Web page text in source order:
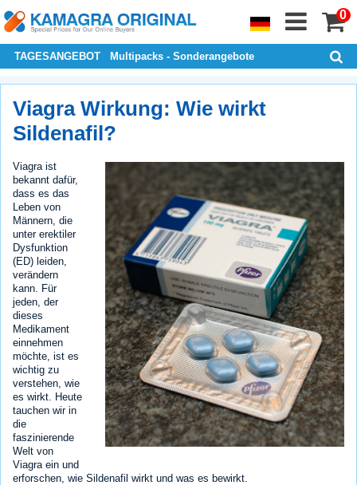
0
TAGESANGEBOT Multipacks - Sonderangebote
Viagra Wirkung: Wie wirkt
Sildenafil?
Viagra ist
bekannt dafür,
dass es das
Leben von
Männern, die
unter erektiler
Dysfunktion
(ED) leiden,
verändern
kann. Für
jeden, der
dieses
Medikament
einnehmen
möchte, ist es
wichtig zu
verstehen, wie
es wirkt. Heute
tauchen wir in
die
faszinierende
Welt von
Viagra ein und
erforschen, wie Sildenafil wirkt und was es bewirkt.